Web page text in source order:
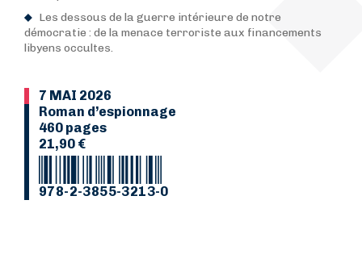
Les dessous de la guerre intérieure de notre
démocratie : de la menace terroriste aux financements
libyens occultes.
7 MAI 2026
Roman d’espionnage
460 pages
21,90 €
978-2-3855-3213-0